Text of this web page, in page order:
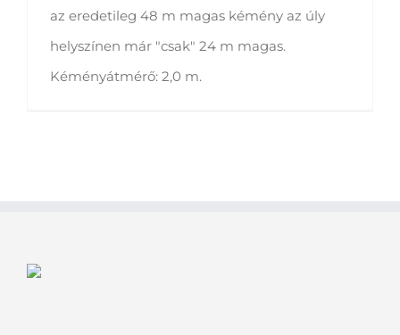
az eredetileg 48 m magas kémény az úly
helyszínen már "csak" 24 m magas.
Kéményátmérő: 2,0 m.